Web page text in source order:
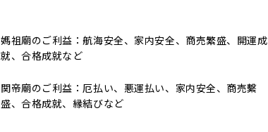
媽祖廟のご利益：航海安全、家内安全、商売繁盛、開運成
就、合格成就など
関帝廟のご利益：厄払い、悪運払い、家内安全、商売繫
盛、合格成就、縁結びなど